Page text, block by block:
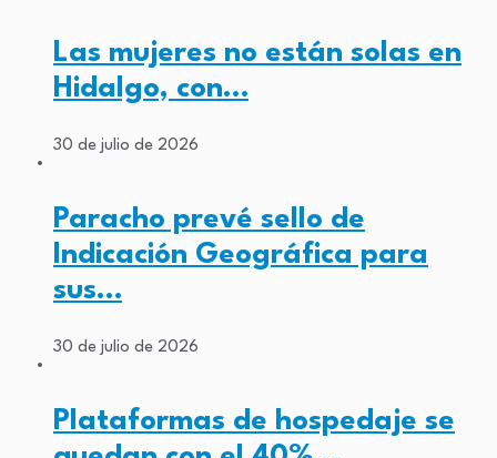
Las mujeres no están solas en
Hidalgo, con…
30 de julio de 2026
Paracho prevé sello de
Indicación Geográfica para
sus…
30 de julio de 2026
Plataformas de hospedaje se